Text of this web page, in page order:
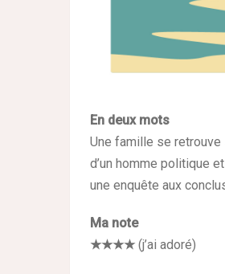
En deux mots
Une famille se retrouve
d’un homme politique
une enquête aux
Ma note
★★★★ (j’ai adoré)